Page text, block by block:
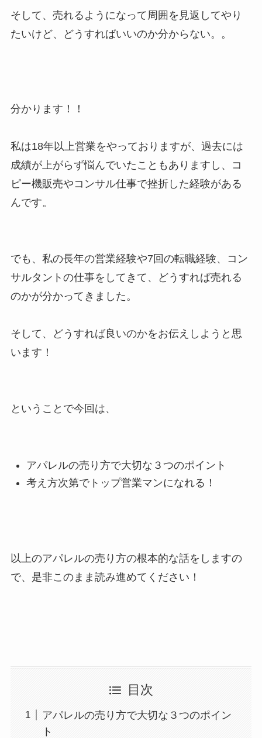
そして、売れるようになって周囲を見返してやり
たいけど、どうすればいいのか分からない。。
分かります！！
私は18年以上営業をやっておりますが、過去には
成績が上がらず悩んでいたこともありますし、コ
ピー機販売やコンサル仕事で挫折した経験がある
んです。
でも、私の長年の営業経験や7回の転職経験、コン
サルタントの仕事をしてきて、どうすれば売れる
のかが分かってきました。
そして、どうすれば良いのかをお伝えしようと思
います！
ということで今回は、
アパレルの売り方で大切な３つのポイント
考え方次第でトップ営業マンになれる！
以上のアパレルの売り方の根本的な話をしますの
で、是非このまま読み進めてください！
目次
アパレルの売り方で大切な３つのポイン
ト